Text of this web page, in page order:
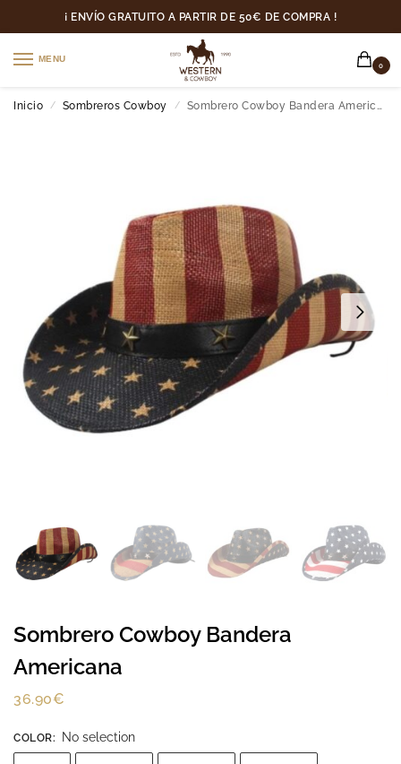
¡ ENVÍO GRATUITO A PARTIR DE 50€ DE COMPRA !
MENU
0
Inicio / Sombreros Cowboy / Sombrero Cowboy Bandera Americana
Sombrero Cowboy Bandera
Americana
36.90€
COLOR: No selection